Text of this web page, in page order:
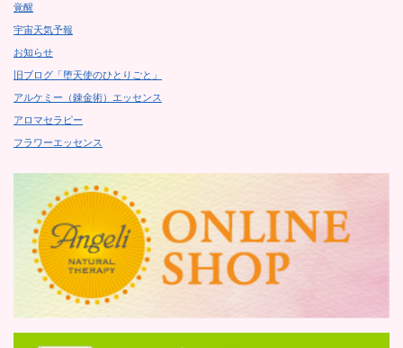
覚醒
宇宙天気予報
お知らせ
旧ブログ「堕天使のひとりごと」
アルケミー（錬金術）エッセンス
アロマセラピー
フラワーエッセンス